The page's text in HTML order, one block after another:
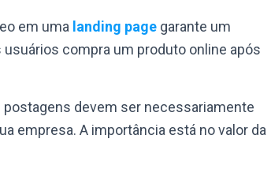
em uma landing page garante um
compra um produto online após
postagens devem ser necessariamente
empresa. A importância está no valor da